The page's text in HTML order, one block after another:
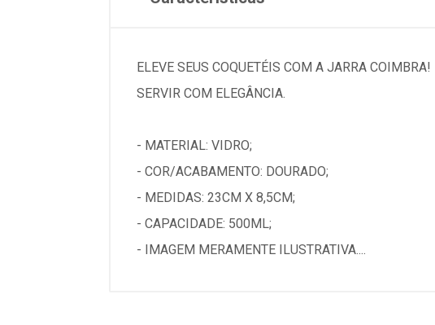
ELEVE SEUS COQUETÉIS COM A JARRA
SERVIR COM ELEGÂNCIA.
- MATERIAL: VIDRO;
- COR/ACABAMENTO: DOURADO;
- MEDIDAS: 23CM X 8,5CM;
- CAPACIDADE: 500ML;
- IMAGEM MERAMENTE ILUSTRATIVA....